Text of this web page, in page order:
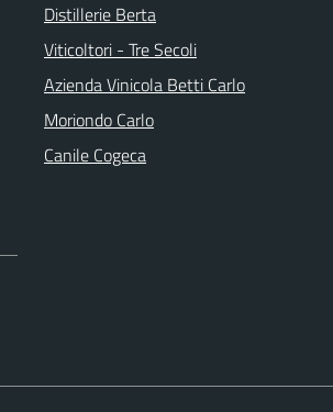
Distillerie Berta
Viticoltori - Tre Secoli
Azienda Vinicola Betti Carlo
Moriondo Carlo
Canile Cogeca